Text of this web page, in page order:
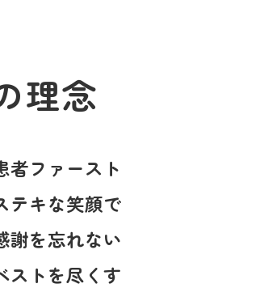
理念
者ファースト
テキな笑顔で
謝を忘れない
ストを尽くす